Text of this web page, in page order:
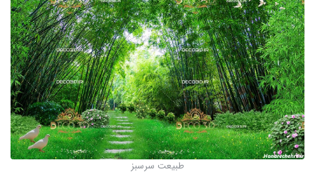
طبیعت سرسبز